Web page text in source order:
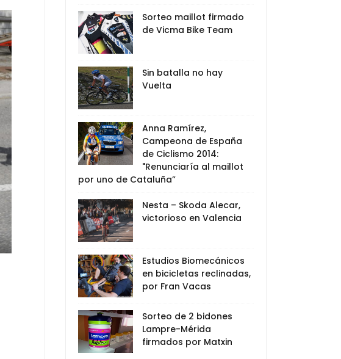
Sorteo maillot firmado
de Vicma Bike Team
Sin batalla no hay
Vuelta
Anna Ramírez,
Campeona de España
de Ciclismo 2014:
"Renunciaría al maillot
por uno de Cataluña”
Nesta – Skoda Alecar,
victorioso en Valencia
Estudios Biomecánicos
en bicicletas reclinadas,
por Fran Vacas
Sorteo de 2 bidones
Lampre-Mérida
firmados por Matxin